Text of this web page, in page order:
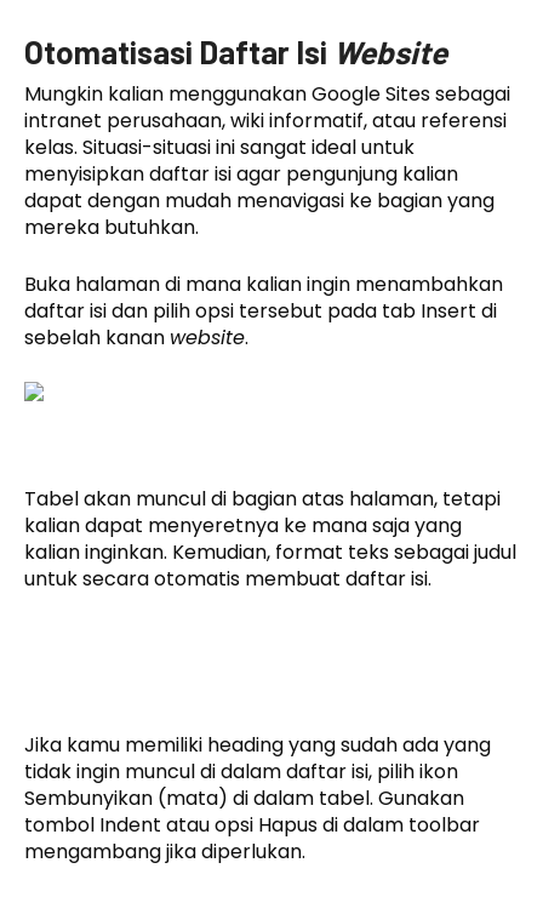
Otomatisasi Daftar Isi Website
Mungkin kalian menggunakan Google Sites sebagai
intranet perusahaan, wiki informatif, atau referensi
kelas. Situasi-situasi ini sangat ideal untuk
menyisipkan daftar isi agar pengunjung kalian
dapat dengan mudah menavigasi ke bagian yang
mereka butuhkan.
Buka halaman di mana kalian ingin menambahkan
daftar isi dan pilih opsi tersebut pada tab Insert di
sebelah kanan website.
Tabel akan muncul di bagian atas halaman, tetapi
kalian dapat menyeretnya ke mana saja yang
kalian inginkan. Kemudian, format teks sebagai judul
untuk secara otomatis membuat daftar isi.
Jika kamu memiliki heading yang sudah ada yang
tidak ingin muncul di dalam daftar isi, pilih ikon
Sembunyikan (mata) di dalam tabel. Gunakan
tombol Indent atau opsi Hapus di dalam toolbar
mengambang jika diperlukan.